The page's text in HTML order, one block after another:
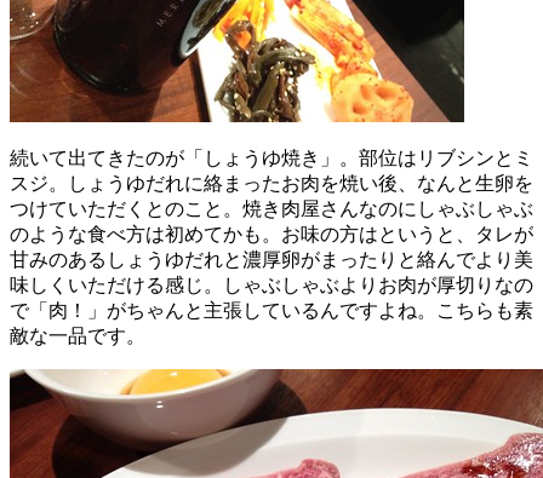
続いて出てきたのが「しょうゆ焼き」。部位はリブシンとミ
スジ。しょうゆだれに絡まったお肉を焼い後、なんと生卵を
つけていただくとのこと。焼き肉屋さんなのにしゃぶしゃぶ
のような食べ方は初めてかも。お味の方はというと、タレが
甘みのあるしょうゆだれと濃厚卵がまったりと絡んでより美
味しくいただける感じ。しゃぶしゃぶよりお肉が厚切りなの
で「肉！」がちゃんと主張しているんですよね。こちらも素
敵な一品です。